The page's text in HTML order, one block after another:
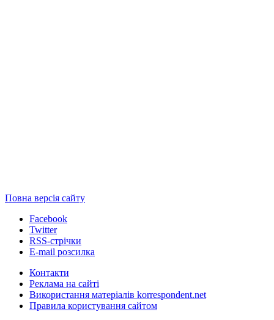
Повна версія сайту
Facebook
Twitter
RSS-стрічки
E-mail розсилка
Контакти
Реклама на сайті
Використання матеріалів korrespondent.net
Правила користування сайтом